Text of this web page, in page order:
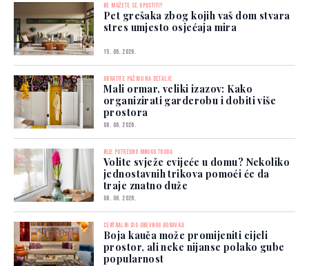
NE MOŽETE SE OPUSTITI?
Pet grešaka zbog kojih vaš dom stvara
stres umjesto osjećaja mira
15. 06. 2026.
OBRATITE PAŽNJU NA DETALJE
Mali ormar, veliki izazov: Kako
organizirati garderobu i dobiti više
prostora
08. 06. 2026.
NIJE POTREBNO MNOGO TRUDA
Volite svježe cvijeće u domu? Nekoliko
jednostavnih trikova pomoći će da
traje znatno duže
08. 06. 2026.
CENTRALNI DIO DNEVNOG BORAVKA
Boja kauča može promijeniti cijeli
prostor, ali neke nijanse polako gube
popularnost